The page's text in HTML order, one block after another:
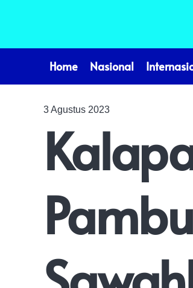
Home Nasional
3 Agustus 2023